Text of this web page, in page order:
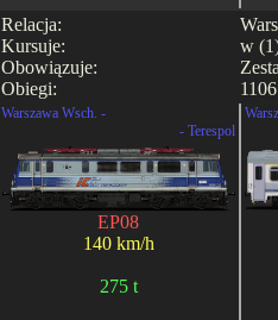
Relacja:
Kursuje:
Obowiązuje:
Obiegi:
w
Warszawa Wsch. -
- Terespol
EP08
140 km/h
275 t